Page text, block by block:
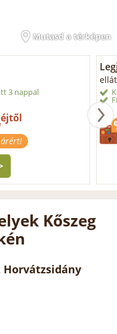
Mutasd a térképen
3 nappal
árért!
Kőszeg
Horvátzsidány